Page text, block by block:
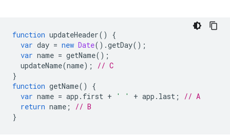
function updateHeader()
{
var day = new Date().getDay();
var name = getName();
updateName(name);
// C
}
function getName()
{
var name = app . first + ' ' + app . last ;
// A
return name ;
// B
}